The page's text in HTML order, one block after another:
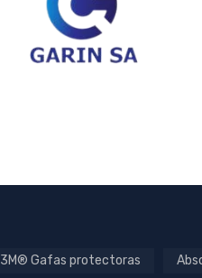
3M® Gafas protectoras